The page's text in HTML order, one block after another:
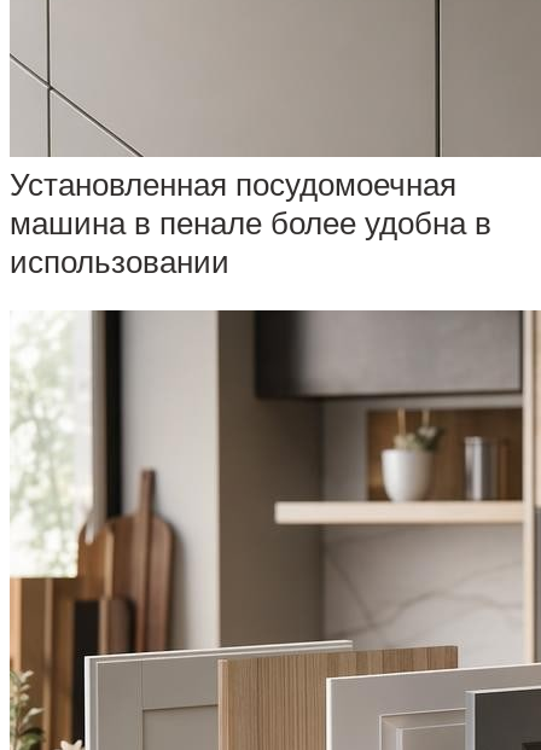
Установленная посудомоечная
машина в пенале более удобна в
использовании